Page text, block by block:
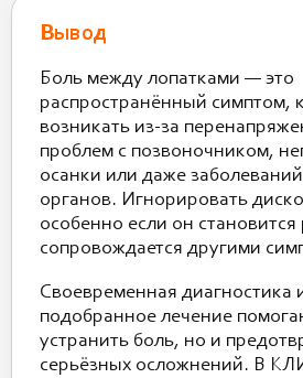
Вывод
Боль между лопатками — это
распространённый симптом,
возникать из-за
проблем с позвоночником,
осанки или даже
органов. Игнорировать
особенно если он
сопровождается другими
Своевременная диагностика
подобранное лечение
устранить боль, но и
серьёзных осложнений. В